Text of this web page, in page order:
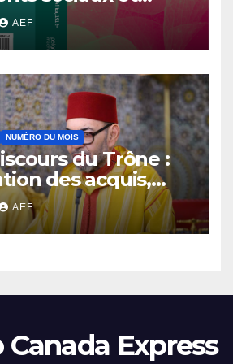
en Afrique
2024
AEF
NUMÉRO DU MOIS
du Trône :
des acquis,
économique et
d’une
stratégique
AEF
Express